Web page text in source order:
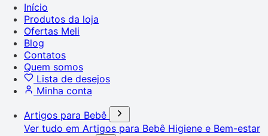
Início
Produtos da loja
Ofertas Meli
Blog
Contatos
Quem somos
Lista de desejos
Minha conta
Artigos para Bebê
Ver tudo em Artigos para Bebê Higiene e Bem-estar